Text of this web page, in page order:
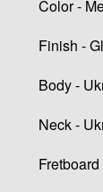
Color -
Finish -
Body -
Neck -